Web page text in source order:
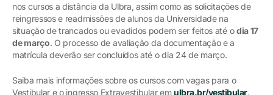
nos cursos a distância da Ulbra, assim como as solicitações de
reingressos e readmissões de alunos da Universidade na
situação de trancados ou evadidos podem ser feitos até odia 17
de março. O processo de avaliação da documentação e a
matrícula deverão ser concluídos até o dia 24 de março.
Saiba mais informações sobre os cursos com vagas para o
Vestibular e o ingresso Extravestibular emulbra.br/vestibular.